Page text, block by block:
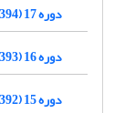
دوره 17 (1394)
دوره 16 (1393)
دوره 15 (1392)